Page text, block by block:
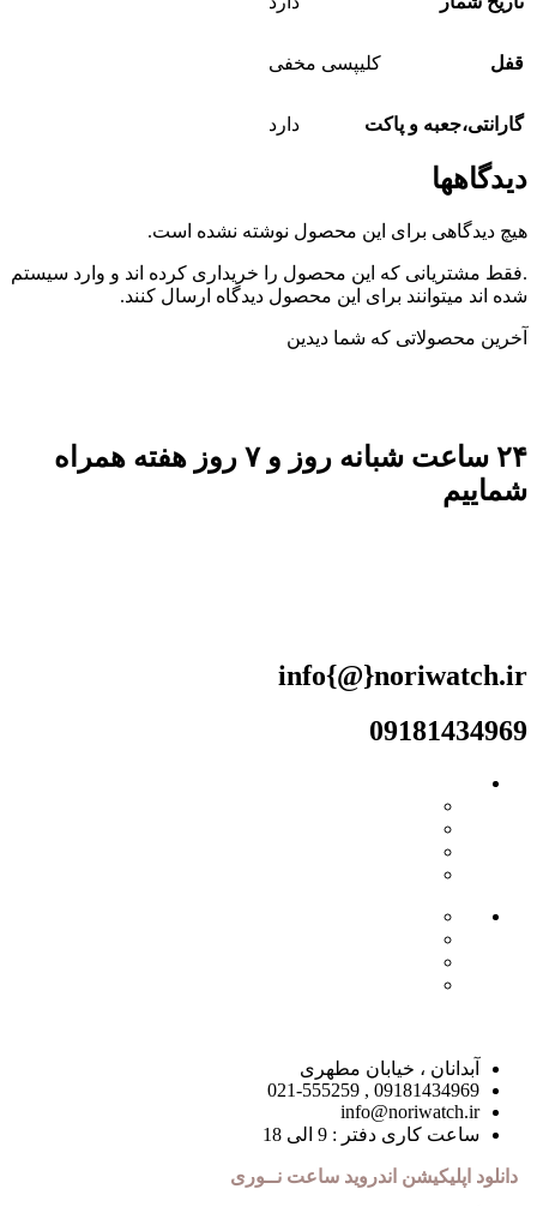
قفل کلیپسی مخفی
گارانتی،جعبه و پاکت دارد
دیدگاهها
هیچ دیدگاهی برای این محصول نوشته نشده است.
.فقط مشتریانی که این محصول را خریداری کرده اند و وارد سیستم
شده اند میتوانند برای این محصول دیدگاه ارسال کنند.
آخرین محصولاتی که شما دیدین
۲۴ ساعت شبانه روز و ۷ روز هفته همراه
شماییم
info{@}noriwatch.ir
09181434969
آبدانان ، خیابان مطهری
09181434969 , 021-555259
info@noriwatch.ir
ساعت کاری دفتر : 9 الی 18
دانلود اپلیکیشن اندروید ساعت نــوری